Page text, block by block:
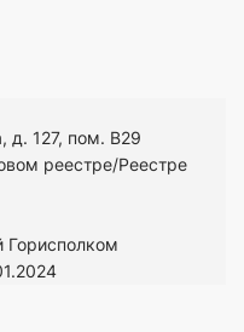
д. 127, пом. В29
реестре/Реестре
Горисполком